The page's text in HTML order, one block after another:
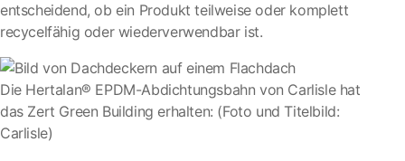
entscheidend, ob ein Produkt teilweise oder komplett
recycelfähig oder wiederverwendbar ist.
Die Hertalan® EPDM-Abdichtungsbahn von Carlisle hat
das Zert Green Building erhalten: (Foto und Titelbild:
Carlisle)